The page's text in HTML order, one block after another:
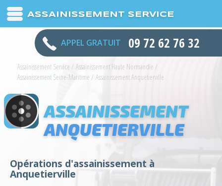
ASSAINISSEMENT SERVICE
APPEL GRATUIT 09 72 62 76 32
Assainissement Service / Assainissement Haute Normandie /
Assainissement Seine-Maritime / Assainissement Anquetierville
ASSAINISSEMENT
ANQUETIERVILLE
Opérations d'assainissement à
Anquetierville